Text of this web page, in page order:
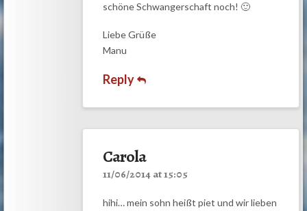
schöne Schwangerschaft noch! 🙂
Liebe Grüße
Manu
Reply
Carola
11/06/2014 at 15:05
hihi… mein sohn heißt piet und wir lieben